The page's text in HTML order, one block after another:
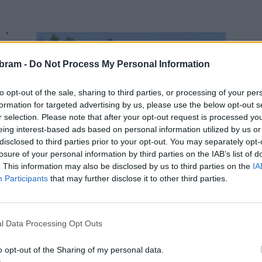
- Do Not Process My Personal Information
opt-out of the sale, sharing to third parties, or processing of your
for targeted advertising by us, please use the below opt-out
selection. Please note that after your opt-out request is processed
interest-based ads based on personal information utilized by us
to third parties prior to your opt-out. You may separately
of your personal information by third parties on the IAB’s list of
This information may also be disclosed by us to third parties on the
Participants that may further disclose it to other third parties.
Data Processing Opt Outs
opt-out of the Sharing of my personal data.
0
Rožmitálsko
V Rožmitále připravují požární
nádrž pro letní sezónu
Radek Ctibor - 27. 5. 2023 0
sezónu. Technické služby ve...